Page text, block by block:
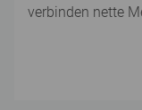
verbinden nette